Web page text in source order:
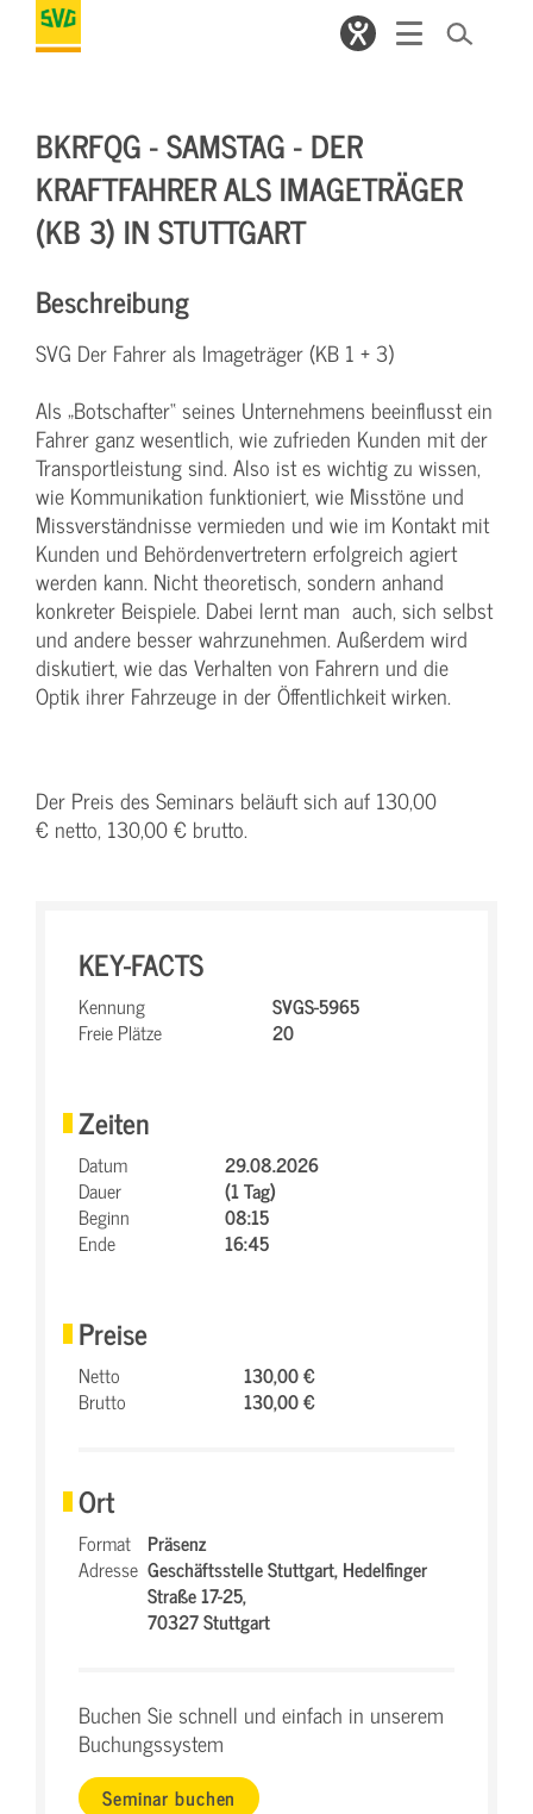
BKRFQG - SAMSTAG - DER
KRAFTFAHRER ALS IMAGETRÄGER
(KB 3) IN STUTTGART
Beschreibung
SVG Der Fahrer als Imageträger (KB 1 + 3)
Als „Botschafter“ seines Unternehmens beeinflusst ein
Fahrer ganz wesentlich, wie zufrieden Kunden mit der
Transportleistung sind. Also ist es wichtig zu wissen,
wie Kommunikation funktioniert, wie Misstöne und
Missverständnisse vermieden und wie im Kontakt mit
Kunden und Behördenvertretern erfolgreich agiert
werden kann. Nicht theoretisch, sondern anhand
konkreter Beispiele. Dabei lernt man auch, sich selbst
und andere besser wahrzunehmen. Außerdem wird
diskutiert, wie das Verhalten von Fahrern und die
Optik ihrer Fahrzeuge in der Öffentlichkeit wirken.
Der Preis des Seminars beläuft sich auf 130,00
€ netto, 130,00 € brutto.
KEY-FACTS
Kennung
SVGS-5965
Freie Plätze
20
Zeiten
Datum
29.08.2026
Dauer
(1 Tag)
Beginn
08:15
Ende
16:45
Preise
Netto
130,00 €
Brutto
130,00 €
Ort
Format Präsenz
Adresse Geschäftsstelle Stuttgart,Hedelfinger
Straße 17-25,
70327 Stuttgart
Buchen Sie schnell und einfach in unserem
Buchungssystem
Seminar buchen